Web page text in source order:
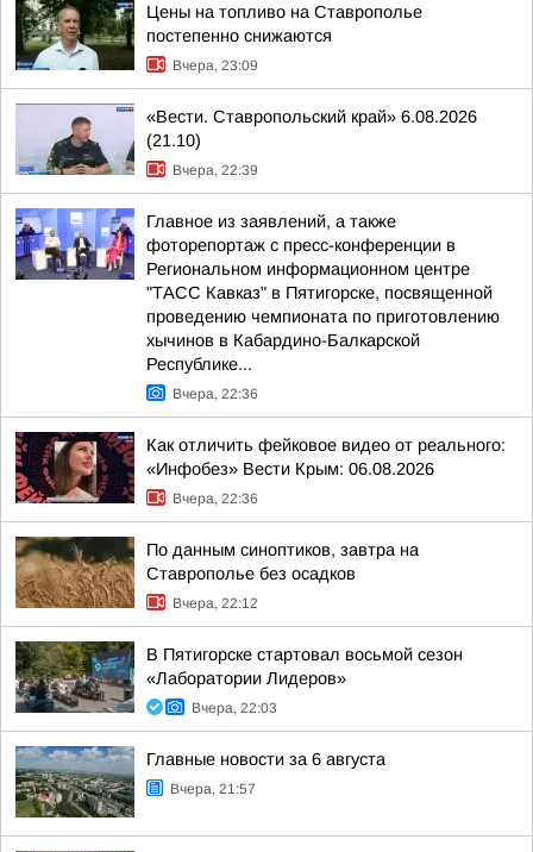
Цены на топливо на Ставрополье
постепенно снижаются
Вчера, 23:09
«Вести. Ставропольский край» 6.08.2026
(21.10)
Вчера, 22:39
Главное из заявлений, а также
фоторепортаж с пресс-конференции в
Региональном информационном центре
"ТАСС Кавказ" в Пятигорске, посвященной
проведению чемпионата по приготовлению
хычинов в Кабардино-Балкарской
Республике...
Вчера, 22:36
Как отличить фейковое видео от реального:
«Инфобез» Вести Крым: 06.08.2026
Вчера, 22:36
По данным синоптиков, завтра на
Ставрополье без осадков
Вчера, 22:12
В Пятигорске стартовал восьмой сезон
«Лаборатории Лидеров»
Вчера, 22:03
Главные новости за 6 августа
Вчера, 21:57